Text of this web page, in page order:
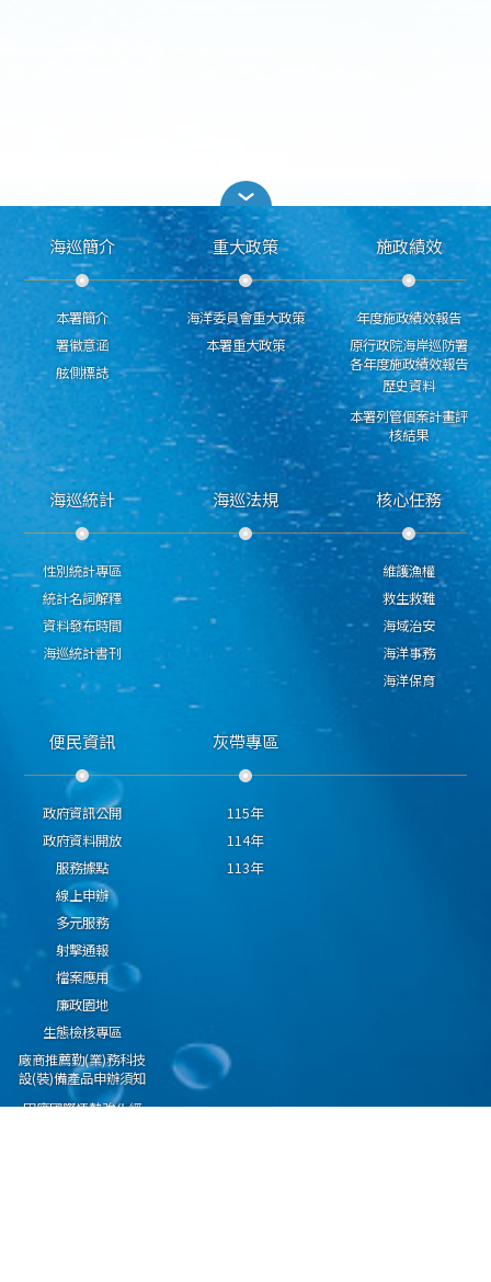
海巡簡介
本署簡介
署徽意涵
舷側標誌
重大政策
海洋委員會重大政策
本署重大政策
施政績效
年度施政績效報告
原行政院海岸巡防署
各年度施政績效報告
歷史資料
本署列管個案計畫評
核結果
海巡統計
性別統計專區
統計名詞解釋
資料發布時間
海巡統計書刊
海巡法規 核心任務
維護漁權
救生救難
海域治安
海洋事務
海洋保育
便民資訊
政府資訊公開
政府資料開放
服務據點
線上申辦
多元服務
射擊通報
檔案應用
廉政園地
生態檢核專區
廠商推薦勤(業)務科技
設(裝)備產品申辦須知
因應國際情勢強化經
灰帶專區
115年
114年
113年